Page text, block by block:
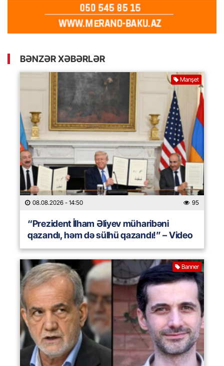
BƏNZƏR XƏBƏRLƏR
Manşet
08.08.2026 - 14:50 95
“Prezident İlham Əliyev müharibəni
qazandı, həm də sülhü qazandı!” – Video
Banner